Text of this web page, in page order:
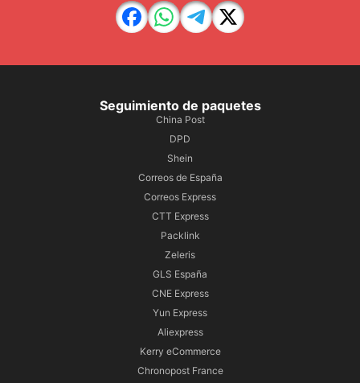
Seguimiento de paquetes
China Post
DPD
Shein
Correos de España
Correos Express
CTT Express
Packlink
Zeleris
GLS España
CNE Express
Yun Express
Aliexpress
Kerry eCommerce
Chronopost France